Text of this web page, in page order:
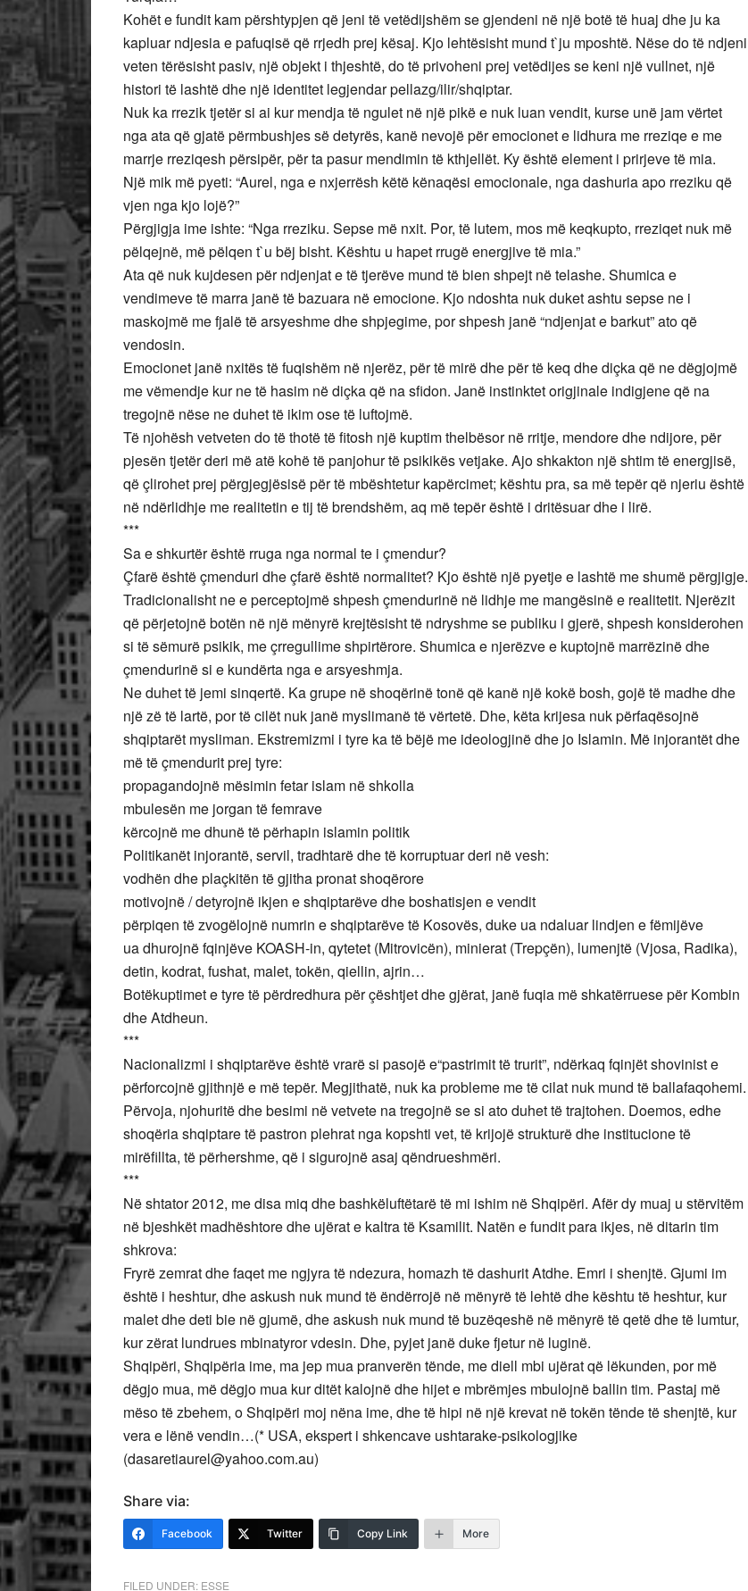
Kohët e fundit kam përshtypjen që jeni të vetëdijshëm se gjendeni në një botë të huaj dhe ju ka
kapluar ndjesia e pafuqisë që rrjedh prej kësaj. Kjo lehtësisht mund t`ju mposhtë. Nëse do të ndjeni
veten tërësisht pasiv, një objekt i thjeshtë, do të privoheni prej vetëdijes se keni një vullnet, një
histori të lashtë dhe një identitet legjendar pellazg/ilir/shqiptar.
Nuk ka rrezik tjetër si ai kur mendja të ngulet në një pikë e nuk luan vendit, kurse unë jam vërtet
nga ata që gjatë përmbushjes së detyrës, kanë nevojë për emocionet e lidhura me rreziqe e me
marrje rreziqesh përsipër, për ta pasur mendimin të kthjellët. Ky është element i prirjeve të mia.
Një mik më pyeti: “Aurel, nga e nxjerrësh këtë kënaqësi emocionale, nga dashuria apo rreziku që
vjen nga kjo lojë?”
Përgjigja ime ishte: “Nga rreziku. Sepse më nxit. Por, të lutem, mos më keqkupto, rreziqet nuk më
pëlqejnë, më pëlqen t`u bëj bisht. Kështu u hapet rrugë energjive të mia.”
Ata që nuk kujdesen për ndjenjat e të tjerëve mund të bien shpejt në telashe. Shumica e
vendimeve të marra janë të bazuara në emocione. Kjo ndoshta nuk duket ashtu sepse ne i
maskojmë me fjalë të arsyeshme dhe shpjegime, por shpesh janë “ndjenjat e barkut” ato që
vendosin.
Emocionet janë nxitës të fuqishëm në njerëz, për të mirë dhe për të keq dhe diçka që ne dëgjojmë
me vëmendje kur ne të hasim në diçka që na sfidon. Janë instinktet origjinale indigjene që na
tregojnë nëse ne duhet të ikim ose të luftojmë.
Të njohësh vetveten do të thotë të fitosh një kuptim thelbësor në rritje, mendore dhe ndijore, për
pjesën tjetër deri më atë kohë të panjohur të psikikës vetjake. Ajo shkakton një shtim të energjisë,
që çlirohet prej përgjegjësisë për të mbështetur kapërcimet; kështu pra, sa më tepër që njeriu është
në ndërlidhje me realitetin e tij të brendshëm, aq më tepër është i dritësuar dhe i lirë.
***
Sa e shkurtër është rruga nga normal te i çmendur?
Çfarë është çmenduri dhe çfarë është normalitet? Kjo është një pyetje e lashtë me shumë përgjigje.
Tradicionalisht ne e perceptojmë shpesh çmendurinë në lidhje me mangësinë e realitetit. Njerëzit
që përjetojnë botën në një mënyrë krejtësisht të ndryshme se publiku i gjerë, shpesh konsiderohen
si të sëmurë psikik, me çrregullime shpirtërore. Shumica e njerëzve e kuptojnë marrëzinë dhe
çmendurinë si e kundërta nga e arsyeshmja.
Ne duhet të jemi sinqertë. Ka grupe në shoqërinë tonë që kanë një kokë bosh, gojë të madhe dhe
një zë të lartë, por të cilët nuk janë myslimanë të vërtetë. Dhe, këta krijesa nuk përfaqësojnë
shqiptarët mysliman. Ekstremizmi i tyre ka të bëjë me ideologjinë dhe jo Islamin. Më injorantët dhe
më të çmendurit prej tyre:
propagandojnë mësimin fetar islam në shkolla
mbulesën me jorgan të femrave
kërcojnë me dhunë të përhapin islamin politik
Politikanët injorantë, servil, tradhtarë dhe të korruptuar deri në vesh:
vodhën dhe plaçkitën të gjitha pronat shoqërore
motivojnë / detyrojnë ikjen e shqiptarëve dhe boshatisjen e vendit
përpiqen të zvogëlojnë numrin e shqiptarëve të Kosovës, duke ua ndaluar lindjen e fëmijëve
ua dhurojnë fqinjëve KOASH-in, qytetet (Mitrovicën), minierat (Trepçën), lumenjtë (Vjosa, Radika),
detin, kodrat, fushat, malet, tokën, qiellin, ajrin…
Botëkuptimet e tyre të përdredhura për çështjet dhe gjërat, janë fuqia më shkatërruese për Kombin
dhe Atdheun.
***
Nacionalizmi i shqiptarëve është vrarë si pasojë e“pastrimit të trurit”, ndërkaq fqinjët shovinist e
përforcojnë gjithnjë e më tepër. Megjithatë, nuk ka probleme me të cilat nuk mund të ballafaqohemi.
Përvoja, njohuritë dhe besimi në vetvete na tregojnë se si ato duhet të trajtohen. Doemos, edhe
shoqëria shqiptare të pastron plehrat nga kopshti vet, të krijojë strukturë dhe institucione të
mirëfillta, të përhershme, që i sigurojnë asaj qëndrueshmëri.
***
Në shtator 2012, me disa miq dhe bashkëluftëtarë të mi ishim në Shqipëri. Afër dy muaj u stërvitëm
në bjeshkët madhështore dhe ujërat e kaltra të Ksamilit. Natën e fundit para ikjes, në ditarin tim
shkrova:
Fryrë zemrat dhe faqet me ngjyra të ndezura, homazh të dashurit Atdhe. Emri i shenjtë. Gjumi im
është i heshtur, dhe askush nuk mund të ëndërrojë në mënyrë të lehtë dhe kështu të heshtur, kur
malet dhe deti bie në gjumë, dhe askush nuk mund të buzëqeshë në mënyrë të qetë dhe të lumtur,
kur zërat lundrues mbinatyror vdesin. Dhe, pyjet janë duke fjetur në luginë.
Shqipëri, Shqipëria ime, ma jep mua pranverën tënde, me diell mbi ujërat që lëkunden, por më
dëgjo mua, më dëgjo mua kur ditët kalojnë dhe hijet e mbrëmjes mbulojnë ballin tim. Pastaj më
mëso të zbehem, o Shqipëri moj nëna ime, dhe të hipi në një krevat në tokën tënde të shenjtë, kur
vera e lënë vendin…(* USA, ekspert i shkencave ushtarake-psikologjike
(dasaretiaurel@yahoo.com.au)
Share via:
Facebook Twitter Copy Link More
FILED UNDER: ESSE